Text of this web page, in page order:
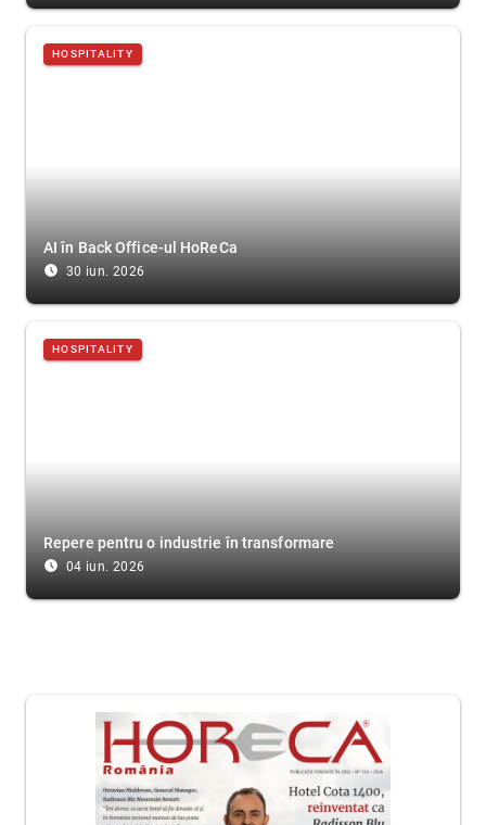
HOSPITALITY
AI în Back Office-ul HoReCa
access_time_filled 30 iun. 2026
HOSPITALITY
Repere pentru o industrie în transformare
access_time_filled 04 iun. 2026